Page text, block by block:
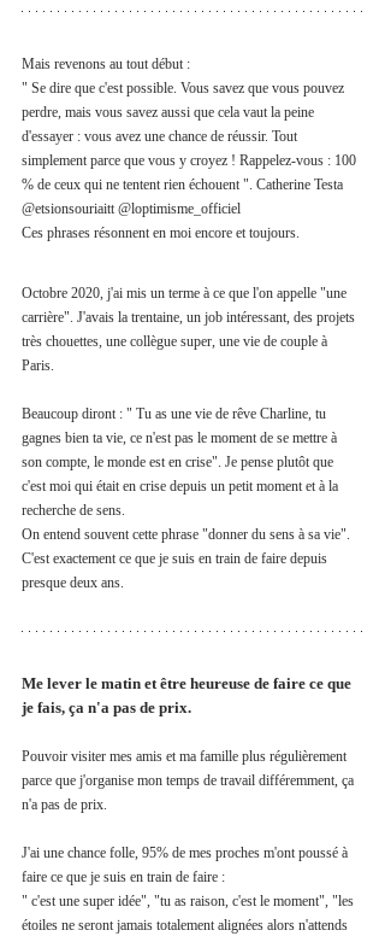
Mais revenons au tout début :
" Se dire que c'est possible. Vous savez que vous pouvez
perdre, mais vous savez aussi que cela vaut la peine
d'essayer : vous avez une chance de réussir. Tout
simplement parce que vous y croyez ! Rappelez-vous : 100
% de ceux qui ne tentent rien échouent ". Catherine Testa
@etsionsouriaitt @loptimisme_officiel
Ces phrases résonnent en moi encore et toujours.
Octobre 2020, j'ai mis un terme à ce que l'on appelle "une
carrière". J'avais la trentaine, un job intéressant, des projets
très chouettes, une collègue super, une vie de couple à
Paris.
Beaucoup diront : " Tu as une vie de rêve Charline, tu
gagnes bien ta vie, ce n'est pas le moment de se mettre à
son compte, le monde est en crise". Je pense plutôt que
c'est moi qui était en crise depuis un petit moment et à la
recherche de sens.
On entend souvent cette phrase "donner du sens à sa vie".
C'est exactement ce que je suis en train de faire depuis
presque deux ans.
Me lever le matin et être heureuse de faire ce que
je fais, ça n'a pas de prix.
Pouvoir visiter mes amis et ma famille plus régulièrement
parce que j'organise mon temps de travail différemment, ça
n'a pas de prix.
J'ai une chance folle, 95% de mes proches m'ont poussé à
faire ce que je suis en train de faire :
" c'est une super idée", "tu as raison, c'est le moment", "les
étoiles ne seront jamais totalement alignées alors n'attends